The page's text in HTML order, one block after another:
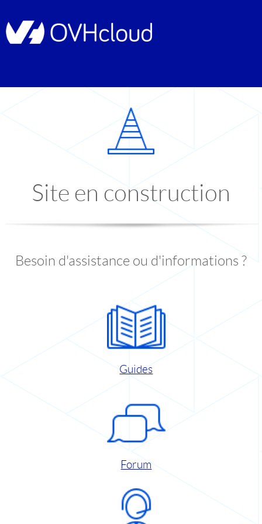
Site en construction
Besoin d'assistance ou d'informations ?
Guides
Forum